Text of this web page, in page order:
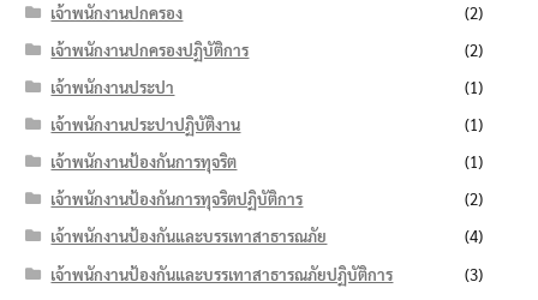
เจ้าพนักงานปกครอง
(2)
เจ้าพนักงานปกครองปฏิบัติการ
(2)
เจ้าพนักงานประปา
(1)
เจ้าพนักงานประปาปฏิบัติงาน
(1)
เจ้าพนักงานป้องกันการทุจริต
(1)
เจ้าพนักงานป้องกันการทุจริตปฏิบัติการ
(2)
เจ้าพนักงานป้องกันและบรรเทาสาธารณภัย
(4)
เจ้าพนักงานป้องกันและบรรเทาสาธารณภัยปฏิบัติการ
(3)